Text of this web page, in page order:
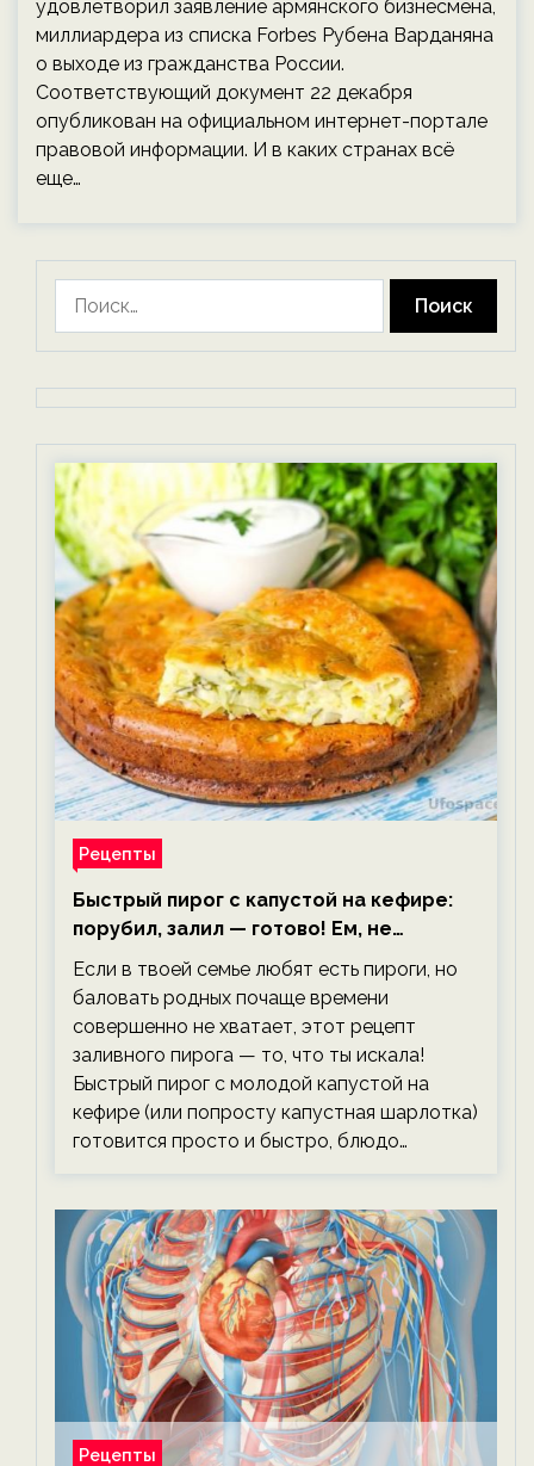
удовлетворил заявление армянского бизнесмена,
миллиардера из списка Forbes Рубена Варданяна
о выходе из гражданства России.
Соответствующий документ 22 декабря
опубликован на официальном интернет-портале
правовой информации. И в каких странах всё
еще…
Рецепты
Быстрый пирог с капустой на кефире:
порубил, залил — готово! Ем, не
тревожась о фигуре!
Если в твоей семье любят есть пироги, но
баловать родных почаще времени
совершенно не хватает, этот рецепт
заливного пирога — то, что ты искала!
Быстрый пирог с молодой капустой на
кефире (или попросту капустная шарлотка)
готовится просто и быстро, блюдо…
Рецепты